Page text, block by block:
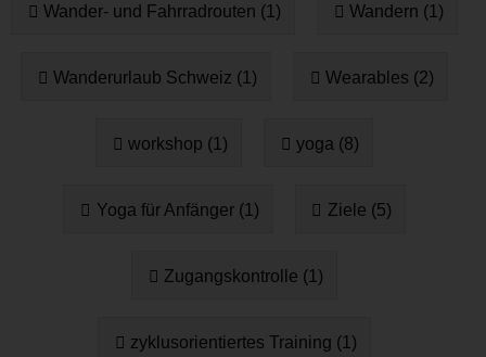
Wander- und Fahrradrouten (1) Wandern (1)
Wanderurlaub Schweiz (1) Wearables (2)
workshop (1) yoga (8)
Yoga für Anfänger (1) Ziele (5)
Zugangskontrolle (1)
zyklusorientiertes Training (1)